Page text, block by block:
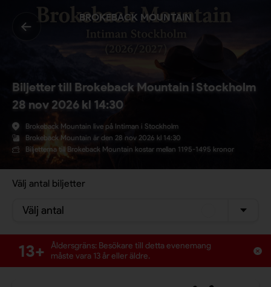
BROKEBACK MOUNTAIN
Biljetter till Brokeback Mountain i Stockholm
28 nov 2026 kl 14:30
Brokeback Mountain live på Intiman i Stockholm
Brokeback Mountain är den 28 nov 2026 kl 14:30
Biljetterna till Brokeback Mountain kostar mellan 1195-1495 kronor
Välj antal biljetter
Välj antal
13+
Åldersgräns: Besökare till detta evenemang
måste vara 13 år eller äldre.